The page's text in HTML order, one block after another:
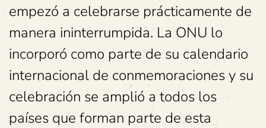
empezó a celebrarse prácticamente de
manera ininterrumpida. La ONU lo
incorporó como parte de su calendario
internacional de conmemoraciones y su
celebración se amplió a todos los
países que forman parte de esta